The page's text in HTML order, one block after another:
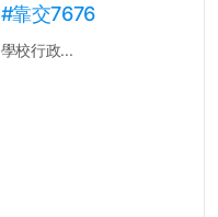
#靠交7676
學校行政...